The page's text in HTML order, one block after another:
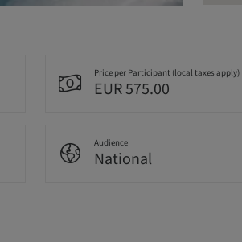
Price per Participant (local taxes apply)
EUR 575.00
Audience
National